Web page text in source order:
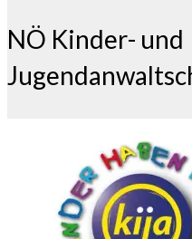
NÖ Kinder- und